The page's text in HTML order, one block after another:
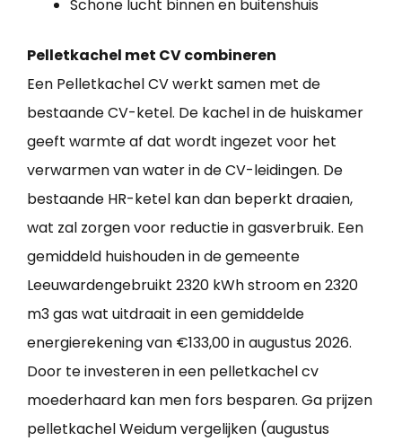
Schone lucht binnen en buitenshuis
Pelletkachel met CV combineren
Een Pelletkachel CV werkt samen met de
bestaande CV-ketel. De kachel in de huiskamer
geeft warmte af dat wordt ingezet voor het
verwarmen van water in de CV-leidingen. De
bestaande HR-ketel kan dan beperkt draaien,
wat zal zorgen voor reductie in gasverbruik. Een
gemiddeld huishouden in de gemeente
Leeuwardengebruikt 2320 kWh stroom en 2320
m3 gas wat uitdraait in een gemiddelde
energierekening van €133,00 in augustus 2026.
Door te investeren in een pelletkachel cv
moederhaard kan men fors besparen. Ga prijzen
pelletkachel Weidum vergelijken (augustus